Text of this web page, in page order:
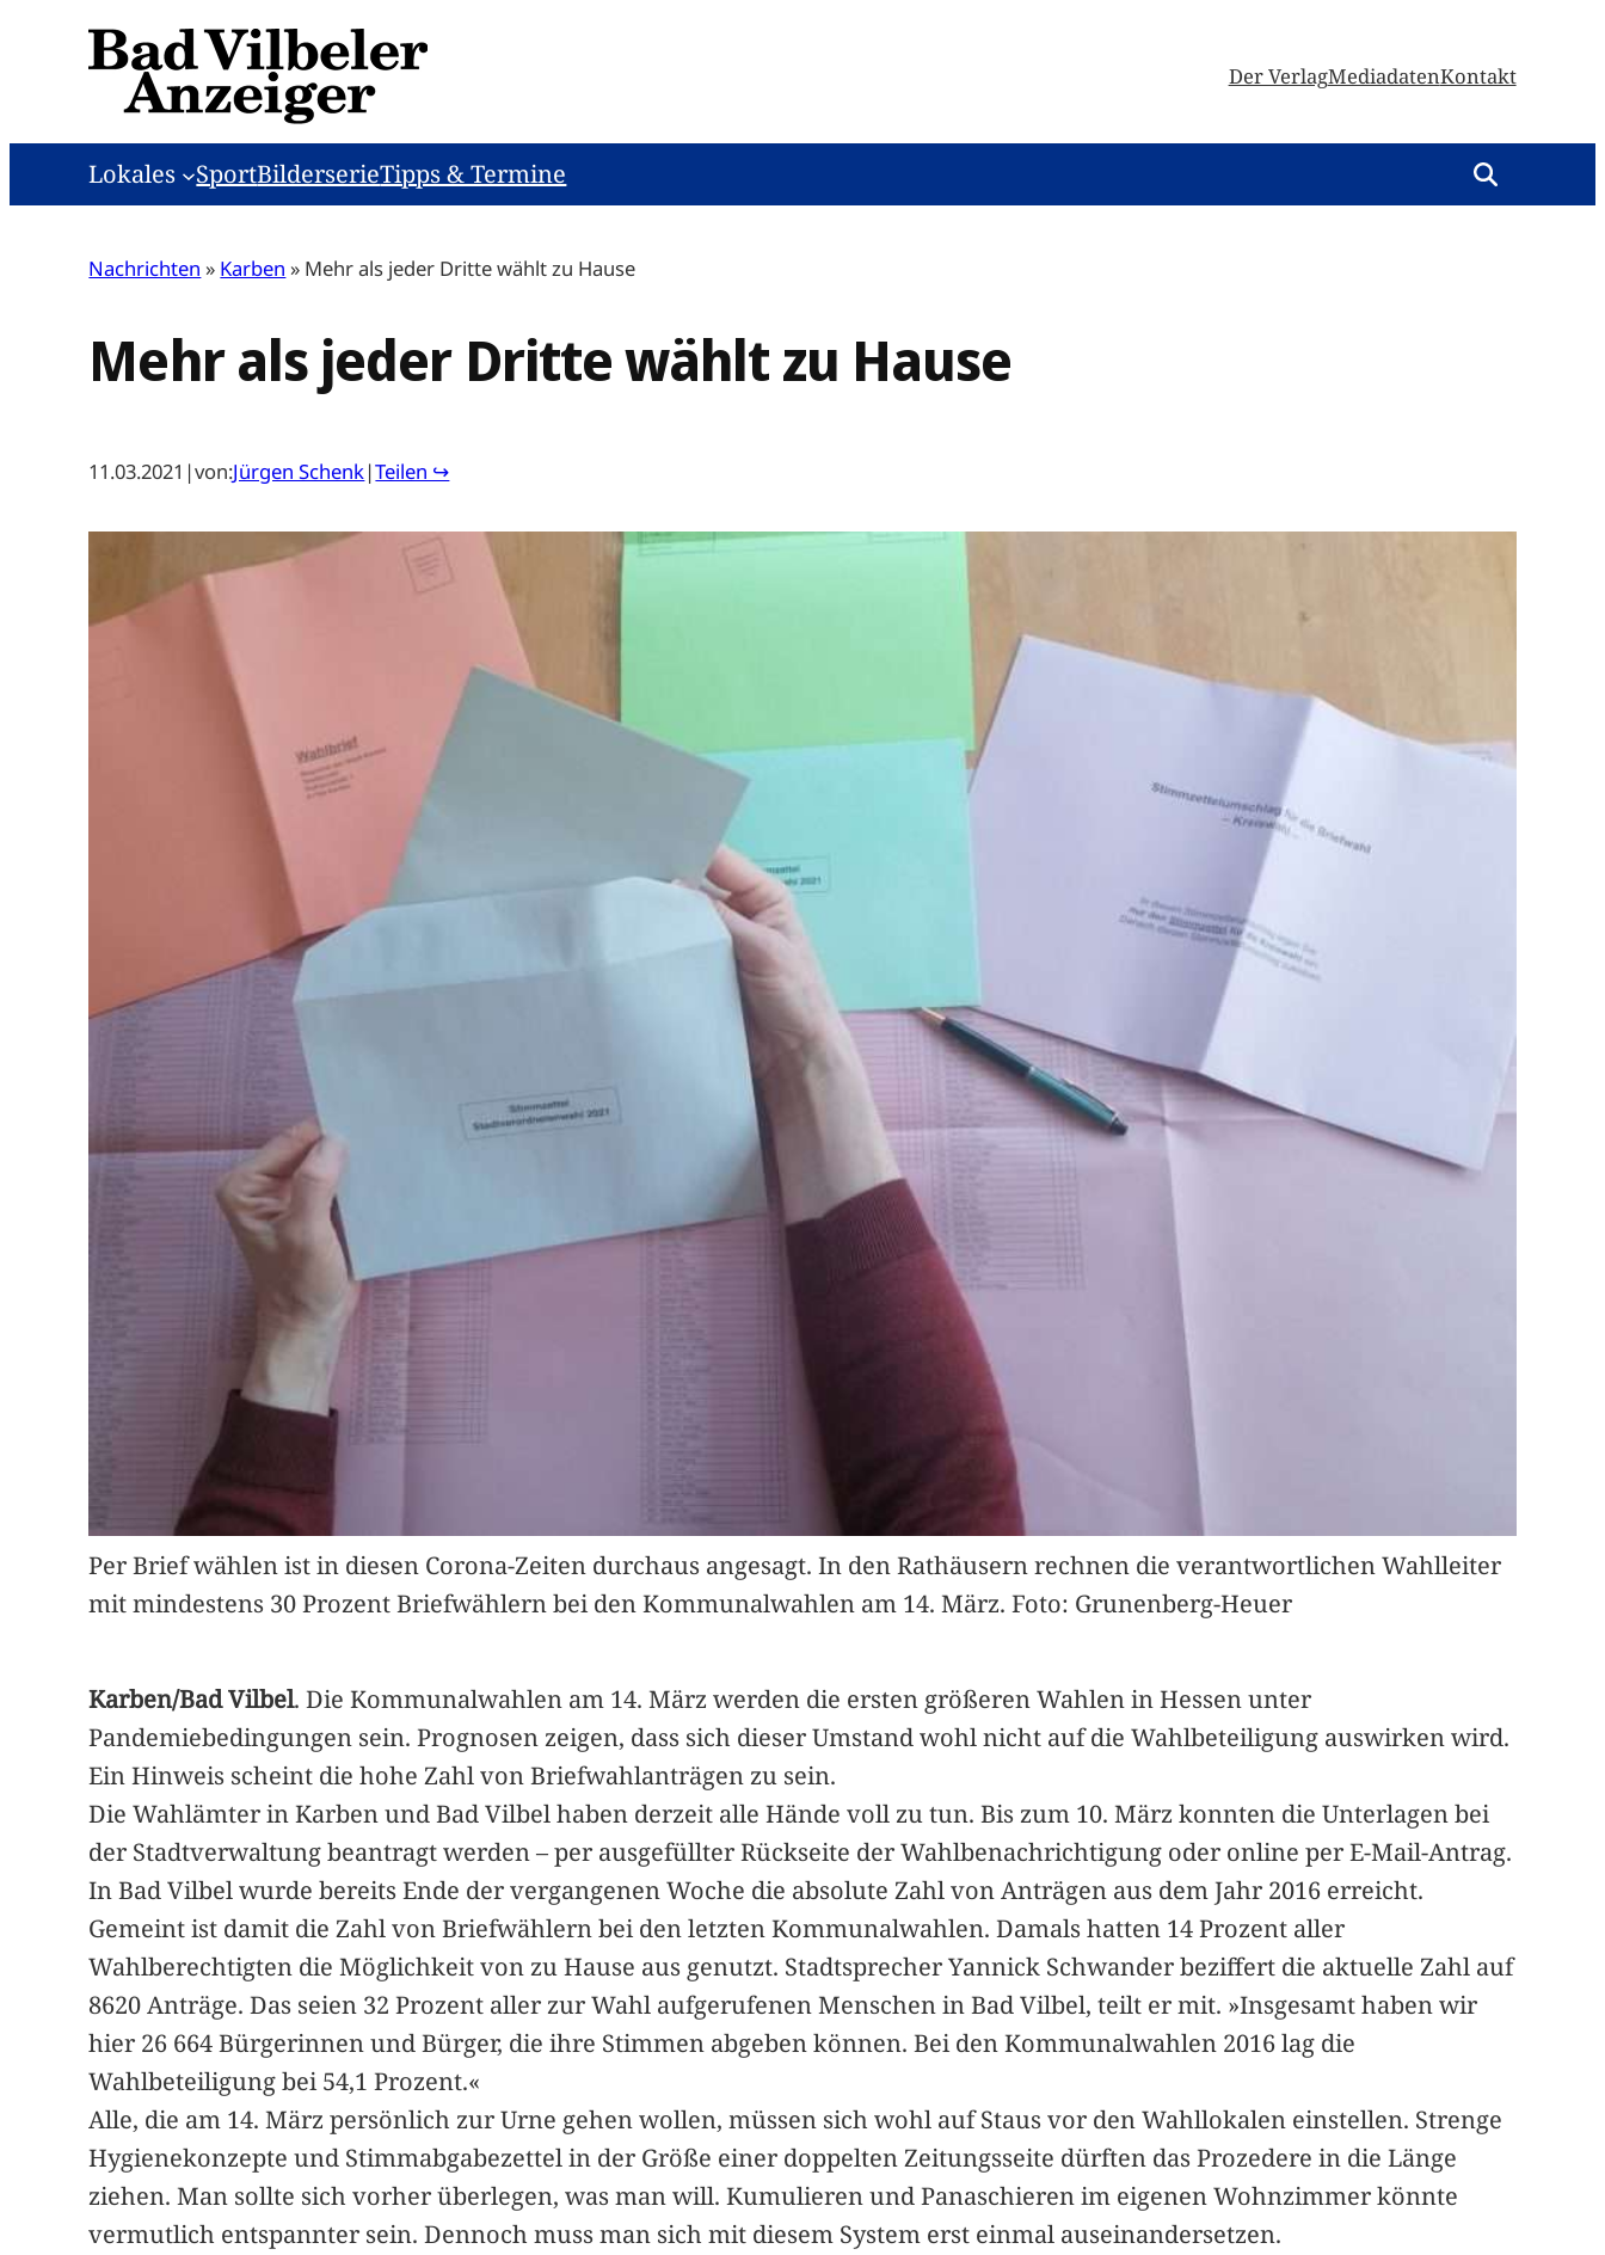
Der VerlagMediadatenKontakt
Lokales SportBilderserieTipps & Termine
Nachrichten » Karben » Mehr als jeder Dritte wählt zu Hause
Mehr als jeder Dritte wählt zu Hause
11.03.2021 |von:Jürgen Schenk|Teilen ↪
Per Brief wählen ist in diesen Corona-Zeiten durchaus angesagt. In den Rathäusern rechnen die verantwortlichen Wahlleiter
mit mindestens 30 Prozent Briefwählern bei den Kommunalwahlen am 14. März. Foto: Grunenberg-Heuer
Karben/Bad Vilbel. Die Kommunalwahlen am 14. März werden die ersten größeren Wahlen in Hessen unter
Pandemiebedingungen sein. Prognosen zeigen, dass sich dieser Umstand wohl nicht auf die Wahlbeteiligung auswirken wird.
Ein Hinweis scheint die hohe Zahl von Briefwahlanträgen zu sein.
Die Wahlämter in Karben und Bad Vilbel haben derzeit alle Hände voll zu tun. Bis zum 10. März konnten die Unterlagen bei
der Stadtverwaltung beantragt werden – per ausgefüllter Rückseite der Wahlbenachrichtigung oder online per E-Mail-Antrag.
In Bad Vilbel wurde bereits Ende der vergangenen Woche die absolute Zahl von Anträgen aus dem Jahr 2016 erreicht.
Gemeint ist damit die Zahl von Briefwählern bei den letzten Kommunalwahlen. Damals hatten 14 Prozent aller
Wahlberechtigten die Möglichkeit von zu Hause aus genutzt. Stadtsprecher Yannick Schwander beziffert die aktuelle Zahl auf
8620 Anträge. Das seien 32 Prozent aller zur Wahl aufgerufenen Menschen in Bad Vilbel, teilt er mit. »Insgesamt haben wir
hier 26 664 Bürgerinnen und Bürger, die ihre Stimmen abgeben können. Bei den Kommunalwahlen 2016 lag die
Wahlbeteiligung bei 54,1 Prozent.«
Alle, die am 14. März persönlich zur Urne gehen wollen, müssen sich wohl auf Staus vor den Wahllokalen einstellen. Strenge
Hygienekonzepte und Stimmabgabezettel in der Größe einer doppelten Zeitungsseite dürften das Prozedere in die Länge
ziehen. Man sollte sich vorher überlegen, was man will. Kumulieren und Panaschieren im eigenen Wohnzimmer könnte
vermutlich entspannter sein. Dennoch muss man sich mit diesem System erst einmal auseinandersetzen.